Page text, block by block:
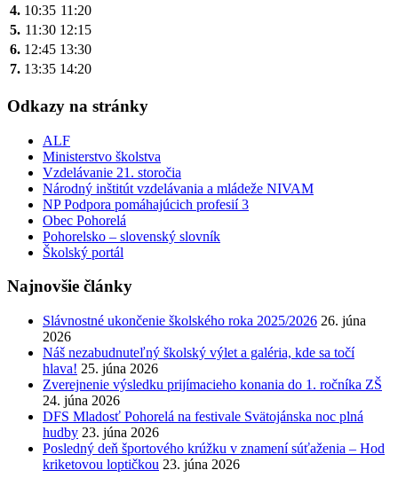
4. 10:35 11:20
5. 11:30 12:15
6. 12:45 13:30
7. 13:35 14:20
Odkazy na stránky
ALF
Ministerstvo školstva
Vzdelávanie 21. storočia
Národný inštitút vzdelávania a mládeže NIVAM
NP Podpora pomáhajúcich profesií 3
Obec Pohorelá
Pohorelsko – slovenský slovník
Školský portál
Najnovšie články
Slávnostné ukončenie školského roka 2025/2026 26. júna
2026
Náš nezabudnuteľný školský výlet a galéria, kde sa točí
hlava! 25. júna 2026
Zverejnenie výsledku prijímacieho konania do 1. ročníka ZŠ
24. júna 2026
DFS Mladosť Pohorelá na festivale Svätojánska noc plná
hudby 23. júna 2026
Posledný deň športového krúžku v znamení súťaženia – Hod
kriketovou loptičkou 23. júna 2026